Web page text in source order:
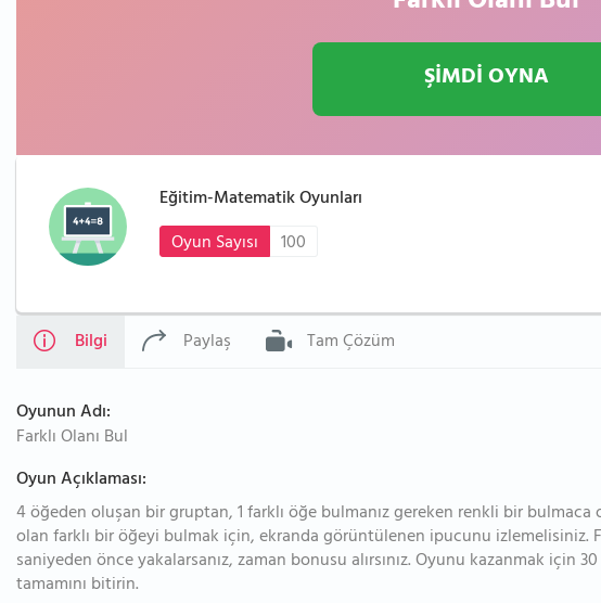
ŞİMDİ OYNA
Eğitim-Matematik Oyunları
Oyun Sayısı
100
Bilgi Paylaş Tam Çözüm
Oyunun Adı:
Farklı Olanı Bul
Oyun Açıklaması:
4 öğeden oluşan bir gruptan, 1 farklı öğe bulmanız gereken renkli bir bulmaca
olan farklı bir öğeyi bulmak için, ekranda görüntülenen ipucunu izlemelisiniz.
saniyeden önce yakalarsanız, zaman bonusu alırsınız. Oyunu kazanmak için
tamamını bitirin.